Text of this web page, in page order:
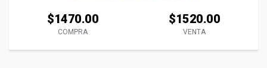
$1470.00
COMPRA
$1520.00
VENTA